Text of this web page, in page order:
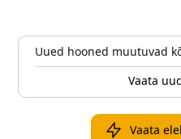
Uued hooned muutuvad
Vaata
Vaata